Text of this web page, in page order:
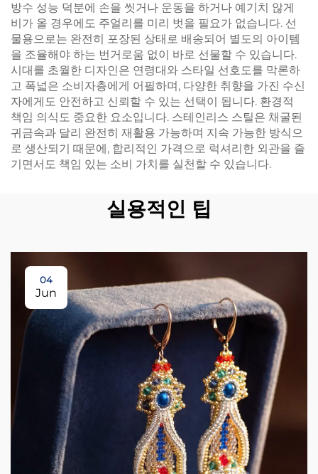
방수 성능 덕분에 손을 씻거나 운동을 하거나 예기치 않게
비가 올 경우에도 주얼리를 미리 벗을 필요가 없습니다. 선
물용으로는 완전히 포장된 상태로 배송되어 별도의 아이템
을 조율해야 하는 번거로움 없이 바로 선물할 수 있습니다.
시대를 초월한 디자인은 연령대와 스타일 선호도를 막론하
고 폭넓은 소비자층에게 어필하며, 다양한 취향을 가진 수신
자에게도 안전하고 신뢰할 수 있는 선택이 됩니다. 환경적
책임 의식도 중요한 요소입니다. 스테인리스 스틸은 채굴된
귀금속과 달리 완전히 재활용 가능하며 지속 가능한 방식으
로 생산되기 때문에, 합리적인 가격으로 럭셔리한 외관을 즐
기면서도 책임 있는 소비 가치를 실천할 수 있습니다.
실용적인 팁
04
Jun